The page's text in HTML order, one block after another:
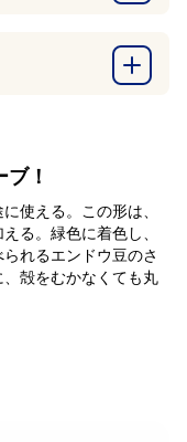
！
使える。この形は、
る。緑色に着色し、
れるエンドウ豆のさ
殻をむかなくても丸